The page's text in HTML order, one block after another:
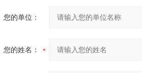
您的单位：
您的姓名：